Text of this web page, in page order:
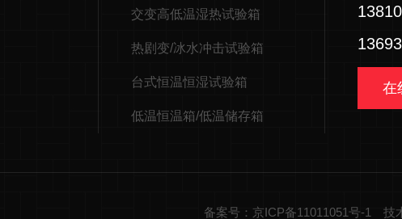
交变高低温湿热试验箱
热剧变/冰水冲击试验箱
台式恒温恒湿试验箱
低温恒温箱/低温储存箱
在
备案号：京ICP备11011051号-1 技